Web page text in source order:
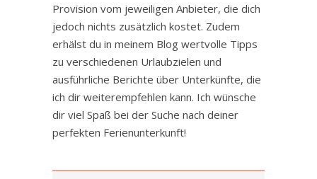
Provision vom jeweiligen Anbieter, die dich
jedoch nichts zusätzlich kostet. Zudem
erhälst du in meinem Blog wertvolle Tipps
zu verschiedenen Urlaubzielen und
ausführliche Berichte über Unterkünfte, die
ich dir weiterempfehlen kann. Ich wünsche
dir viel Spaß bei der Suche nach deiner
perfekten Ferienunterkunft!